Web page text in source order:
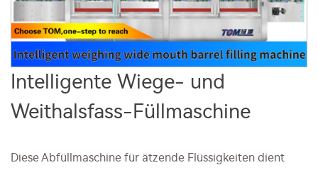
Intelligente Wiege- und
Weithalsfass-Füllmaschine
Diese Abfüllmaschine für ätzende Flüssigkeiten dient